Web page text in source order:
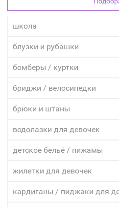
школа
блузки и рубашки
бомберы / куртки
бриджи / велосипедки
брюки и штаны
водолазки для девочек
детское бельё / пижамы
жилетки для девочек
кардиганы / пиджаки для